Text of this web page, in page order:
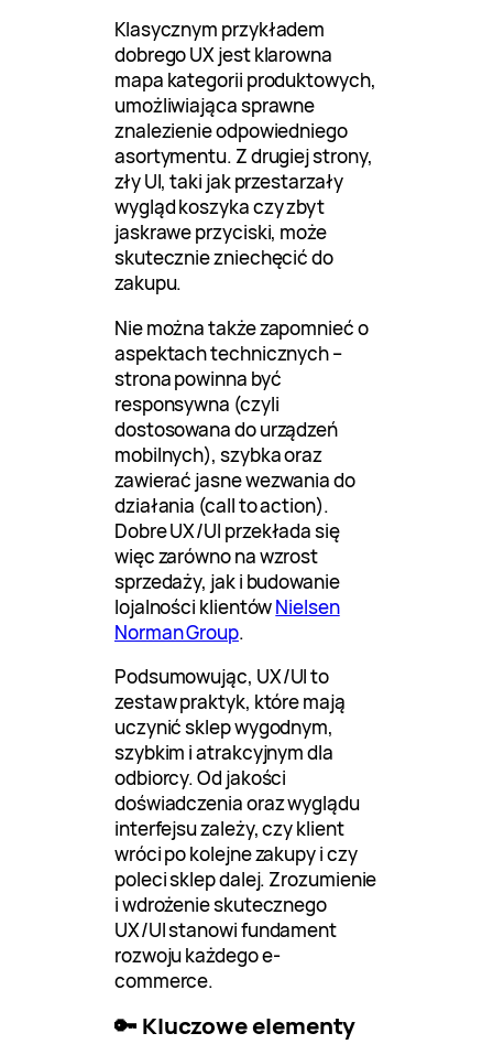
Klasycznym przykładem
dobrego UX jest klarowna
mapa kategorii produktowych,
umożliwiająca sprawne
znalezienie odpowiedniego
asortymentu. Z drugiej strony,
zły UI, taki jak przestarzały
wygląd koszyka czy zbyt
jaskrawe przyciski, może
skutecznie zniechęcić do
zakupu.
Nie można także zapomnieć o
aspektach technicznych –
strona powinna być
responsywna (czyli
dostosowana do urządzeń
mobilnych), szybka oraz
zawierać jasne wezwania do
działania (call to action).
Dobre UX/UI przekłada się
więc zarówno na wzrost
sprzedaży, jak i budowanie
lojalności klientówNielsen
Norman Group.
Podsumowując, UX/UI to
zestaw praktyk, które mają
uczynić sklep wygodnym,
szybkim i atrakcyjnym dla
odbiorcy. Od jakości
doświadczenia oraz wyglądu
interfejsu zależy, czy klient
wróci po kolejne zakupy i czy
poleci sklep dalej. Zrozumienie
i wdrożenie skutecznego
UX/UI stanowi fundament
rozwoju każdego e-
commerce.
🔑 Kluczowe elementy